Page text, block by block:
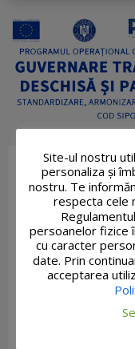
Site-ul nostru
personaliza și
nostru. Te
respecta cele
persoanelor fizice
cu caracter
date. Prin
acceptarea